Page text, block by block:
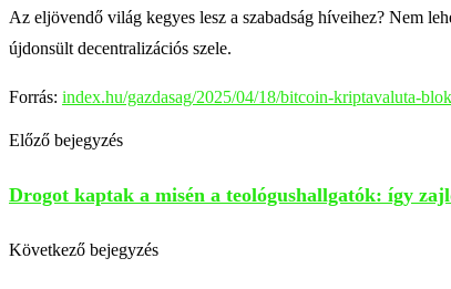
Az eljövendő világ kegyes lesz a szabadság híveihez? Nem
újdonsült decentralizációs szele.
Forrás: index.hu/gazdasag/2025/04/18/bitcoin-kriptavaluta-
Előző bejegyzés
Drogot kaptak a misén a teológushallgatók: így
Következő bejegyzés